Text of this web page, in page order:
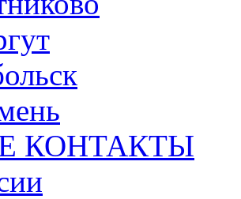
КОНТАКТЫ